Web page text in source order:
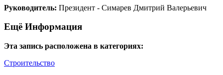
Руководитель: Президент - Симарев Дмитрий Валерьевич
Ещё Информация
Эта запись расположена в категориях:
Строительство